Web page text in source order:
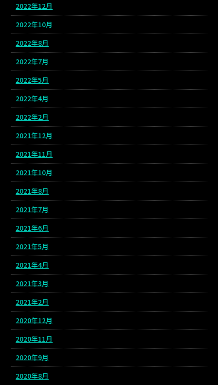
2022年12月
2022年10月
2022年8月
2022年7月
2022年5月
2022年4月
2022年2月
2021年12月
2021年11月
2021年10月
2021年8月
2021年7月
2021年6月
2021年5月
2021年4月
2021年3月
2021年2月
2020年12月
2020年11月
2020年9月
2020年8月